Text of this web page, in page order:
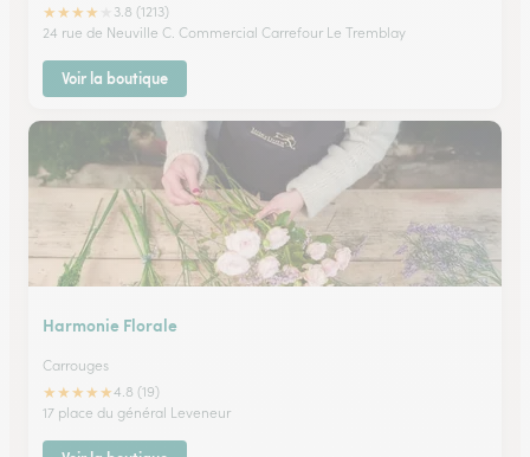
★★★★
3.8 (1213)
24 rue de Neuville C. Commercial Carrefour Le Tremblay
Voir la boutique
Harmonie Florale
Carrouges
★★★★★4.8 (19)
17 place du général Leveneur